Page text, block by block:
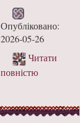
Опубліковано:
2026-05-26
Читати
повністю